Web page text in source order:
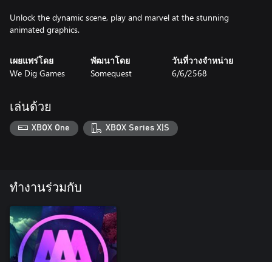
Unlock the dynamic scene, play and marvel at the stunning
animated graphics.
เผยแพร่โดย
We Dig Games
พัฒนาโดย
Somequest
วันที่วางจำหน่าย
6/6/2568
เล่นด้วย
XBOX One XBOX Series X|S
ทำงานร่วมกับ